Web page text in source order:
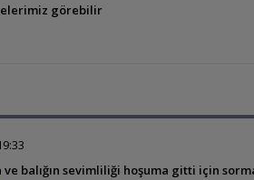
görebilir
balığın sevimliliği hoşuma gitti için